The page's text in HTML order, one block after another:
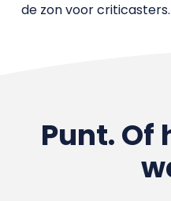
de zon voor criticasters.
Punt. Of